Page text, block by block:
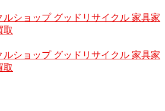
ルショップ グッドリサイクル 家具家
取
ショップ グッドリサイクル 家具家
取